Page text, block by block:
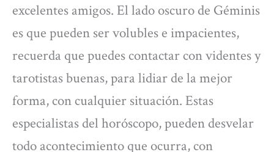
excelentes amigos. El lado oscuro de Géminis
es que pueden ser volubles e impacientes,
recuerda que puedes contactar con videntes y
tarotistas buenas, para lidiar de la mejor
forma, con cualquier situación. Estas
especialistas del horóscopo, pueden desvelar
todo acontecimiento que ocurra, con